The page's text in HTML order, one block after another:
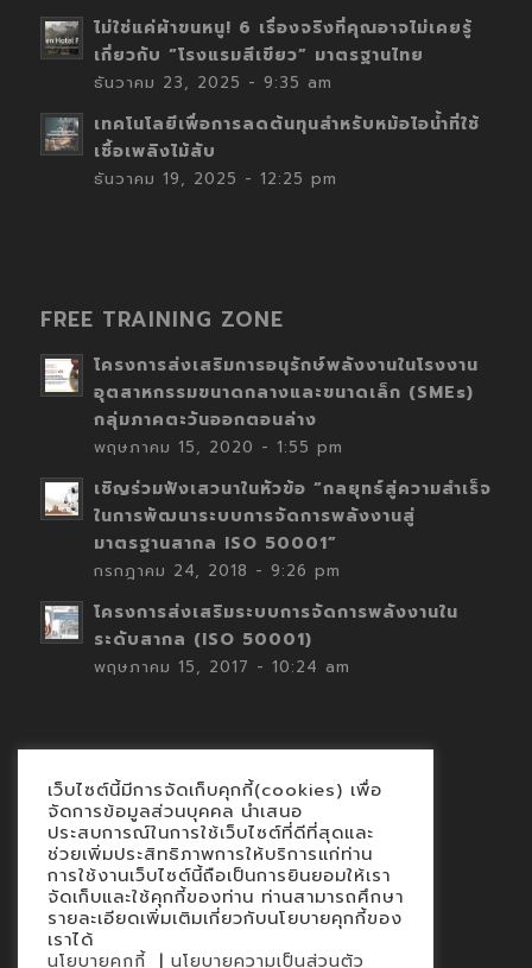
ไม่ใช่แค่ผ้าขนหนู! 6 เรื่องจริงที่คุณอาจไม่เคยรู้
เกี่ยวกับ “โรงแรมสีเขียว” มาตรฐานไทย
ธันวาคม 23, 2025 - 9:35 am
เทคโนโลยีเพื่อการลดต้นทุนสำหรับหม้อไอน้ำที่ใช้
เชื้อเพลิงไม้สับ
ธันวาคม 19, 2025 - 12:25 pm
FREE TRAINING ZONE
โครงการส่งเสริมการอนุรักษ์พลังงานในโรงงาน
อุตสาหกรรมขนาดกลางและขนาดเล็ก (SMEs)
กลุ่มภาคตะวันออกตอนล่าง
พฤษภาคม 15, 2020 - 1:55 pm
เชิญร่วมฟังเสวนาในหัวข้อ “กลยุทธ์สู่ความสำเร็จ
ในการพัฒนาระบบการจัดการพลังงานสู่
มาตรฐานสากล ISO 50001”
กรกฎาคม 24, 2018 - 9:26 pm
โครงการส่งเสริมระบบการจัดการพลังงานใน
ระดับสากล (ISO 50001)
พฤษภาคม 15, 2017 - 10:24 am
Contact
นโยบายคุกกี้
นโยบายข้อมูลส่วนบุคคล
เว็บไซต์นี้มีการจัดเก็บคุกกี้(cookies) เพื่อ
จัดการข้อมูลส่วนบุคคล นำเสนอ
ประสบการณ์ในการใช้เว็บไซต์ที่ดีที่สุดและ
ช่วยเพิ่มประสิทธิภาพการให้บริการแก่ท่าน
การใช้งานเว็บไซต์นี้ถือเป็นการยินยอมให้เรา
จัดเก็บและใช้คุกกี้ของท่าน ท่านสามารถศึกษา
รายละเอียดเพิ่มเติมเกี่ยวกับนโยบายคุกกี้ของ
เราได้
นโยบายคุกกี้ | นโยบายความเป็นส่วนตัว